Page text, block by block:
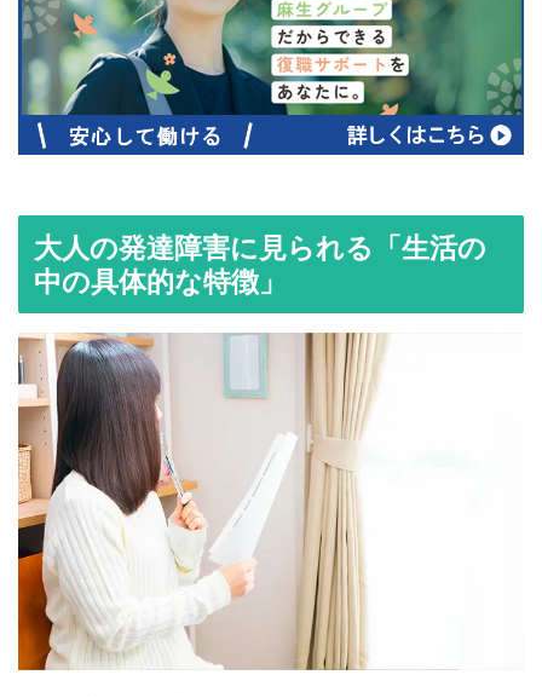
大人の発達障害に見られる「生活の
中の具体的な特徴」